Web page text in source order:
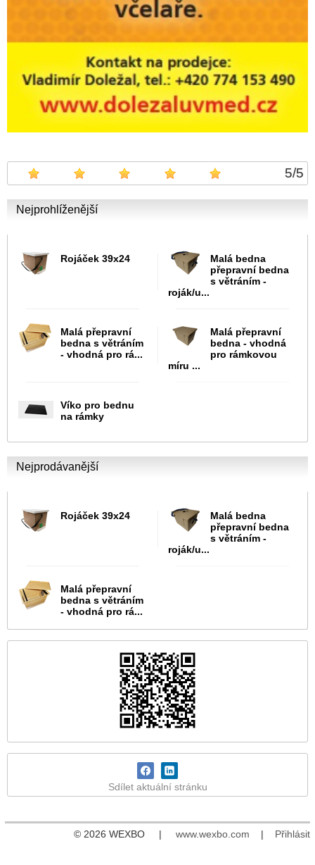
5/5
Nejprohlíženější
Rojáček 39x24
Malá bedna
přepravní bedna
s větráním -
roják/u...
Malá přepravní
bedna s větráním
- vhodná pro rá...
Malá přepravní
bedna - vhodná
pro rámkovou
míru ...
Víko pro bednu
na rámky
Nejprodávanější
Rojáček 39x24
Malá bedna
přepravní bedna
s větráním -
roják/u...
Malá přepravní
bedna s větráním
- vhodná pro rá...
Sdílet aktuální stránku
© 2026 WEXBO | www.wexbo.com | Přihlásit